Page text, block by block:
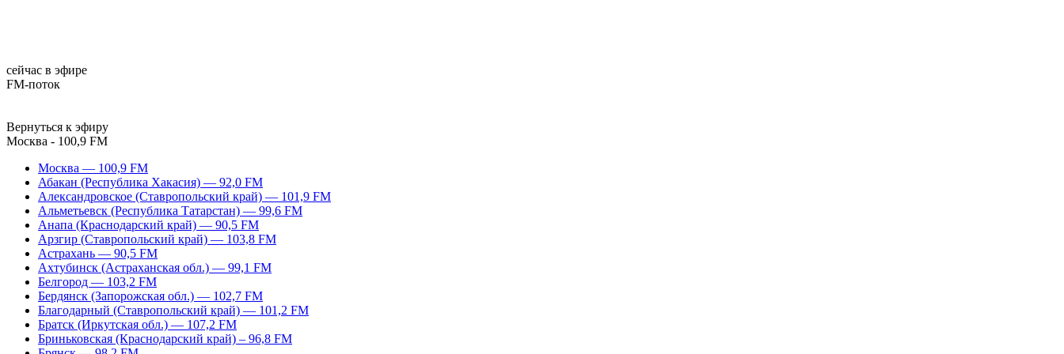
сейчас в эфире
FM-поток
Вернуться к эфиру
Москва - 100,9 FM
Москва — 100,9 FM
Абакан (Республика Хакасия) — 92,0 FM
Александровское (Ставропольский край) — 101,9 FM
Альметьевск (Республика Татарстан) — 99,6 FM
Анапа (Краснодарский край) — 90,5 FM
Арзгир (Ставропольский край) — 103,8 FM
Астрахань — 90,5 FM
Ахтубинск (Астраханская обл.) — 99,1 FM
Белгород — 103,2 FM
Бердянск (Запорожская обл.) — 102,7 FM
Благодарный (Ставропольский край) — 101,2 FM
Братск (Иркутская обл.) — 107,2 FM
Бриньковская (Краснодарский край) – 96,8 FM